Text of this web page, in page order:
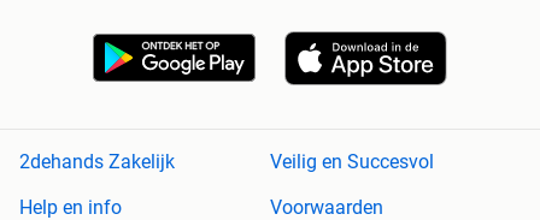
2dehands Zakelijk
Veilig en Succesvol
Help en info
Voorwaarden